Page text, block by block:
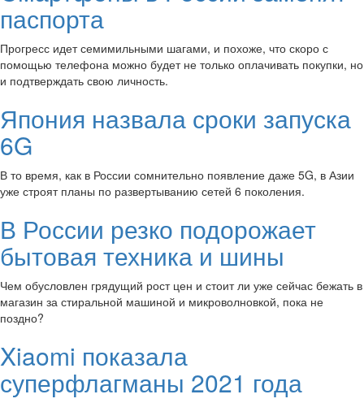
паспорта
Прогресс идет семимильными шагами, и похоже, что скоро с
помощью телефона можно будет не только оплачивать покупки, но
и подтверждать свою личность.
Япония назвала сроки запуска
6G
В то время, как в России сомнительно появление даже 5G, в Азии
уже строят планы по развертыванию сетей 6 поколения.
В России резко подорожает
бытовая техника и шины
Чем обусловлен грядущий рост цен и стоит ли уже сейчас бежать в
магазин за стиральной машиной и микроволновкой, пока не
поздно?
Xiaomi показала
суперфлагманы 2021 года